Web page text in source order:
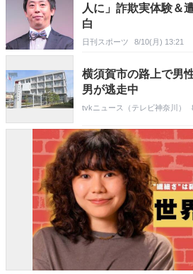
人に」詐欺実体験＆
白
日刊スポーツ 8/10(月) 13:21
横須賀市の路上で男
男が逃走中
tvkニュース（テレビ神奈川）